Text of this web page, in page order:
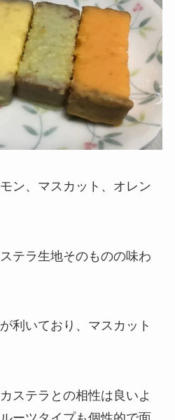
ン、マスカット、オレン
テラ生地そのものの味わ
利いており、マスカット
ステラとの相性は良いよ